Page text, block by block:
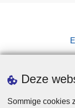
Deze
Sommige cookies